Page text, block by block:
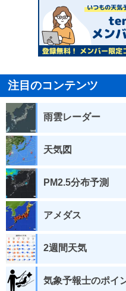
注目のコンテンツ
雨雲レーダー
天気図
PM2.5分布予測
アメダス
2週間天気
気象予報士のポイ